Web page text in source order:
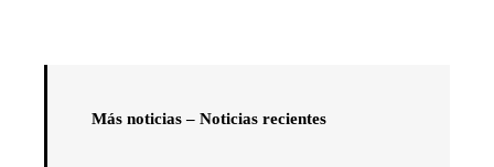
Más noticias – Noticias recientes